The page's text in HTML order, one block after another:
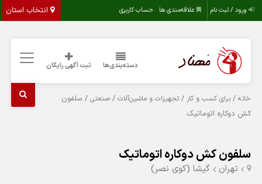
انتخاب استان ورود / ثبت نام علاقه‌مندی ها حساب کاربری
دسته‌بندی‌ها ثبت آگهی رایگان
خانه /برای کسب و کار /تجهیزات و ماشین‌آلات /صنعتی / سلفون
کش دوکاره اتوماتیک
سلفون کش دوکاره اتوماتیک
تهران گیشا (کوی نصر)